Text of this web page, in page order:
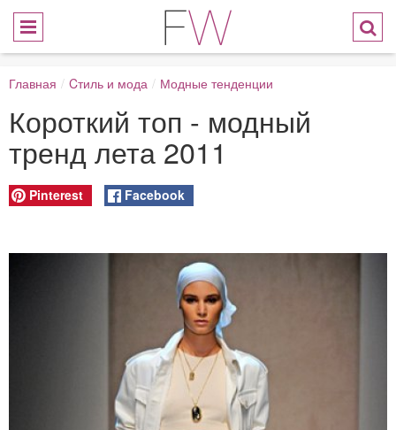
Главная / Cтиль и мода / Модные тенденции
Короткий топ - модный
тренд лета 2011
Pinterest Facebook